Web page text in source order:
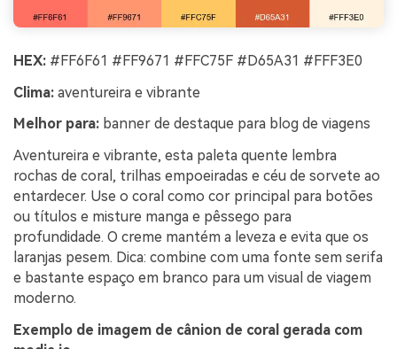
HEX: #FF6F61 #FF9671 #FFC75F #D65A31 #FFF3E0
Clima: aventureira e vibrante
Melhor para: banner de destaque para blog de viagens
Aventureira e vibrante, esta paleta quente lembra
rochas de coral, trilhas empoeiradas e céu de sorvete ao
entardecer. Use o coral como cor principal para botões
ou títulos e misture manga e pêssego para
profundidade. O creme mantém a leveza e evita que os
laranjas pesem. Dica: combine com uma fonte sem serifa
e bastante espaço em branco para um visual de viagem
moderno.
Exemplo de imagem de cânion de coral gerada com